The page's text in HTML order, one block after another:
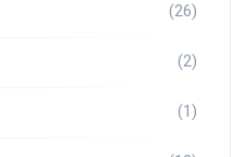
(26)
(2)
(1)